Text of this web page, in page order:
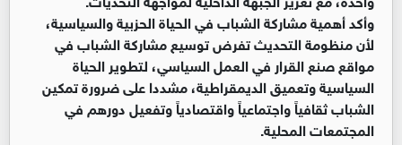
وأكد أهمية مشاركة الشباب في الحياة الحزبية والسياسية،
لأن منظومة التحديث تفرض توسيع مشاركة الشباب في
مواقع صنع القرار في العمل السياسي، لتطوير الحياة
السياسية وتعميق الديمقراطية، مشددا على ضرورة تمكين
الشباب ثقافياً واجتماعياً واقتصادياً وتفعيل دورهم في
المجتمعات المحلية.